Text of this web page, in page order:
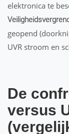
elektronica te
geopend
UVR stroom en
De
versus